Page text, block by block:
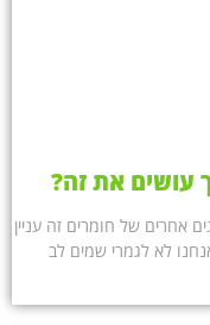
עושים את זה?
אחרים של חומרים זה עניין
לא לגמרי שמים לב